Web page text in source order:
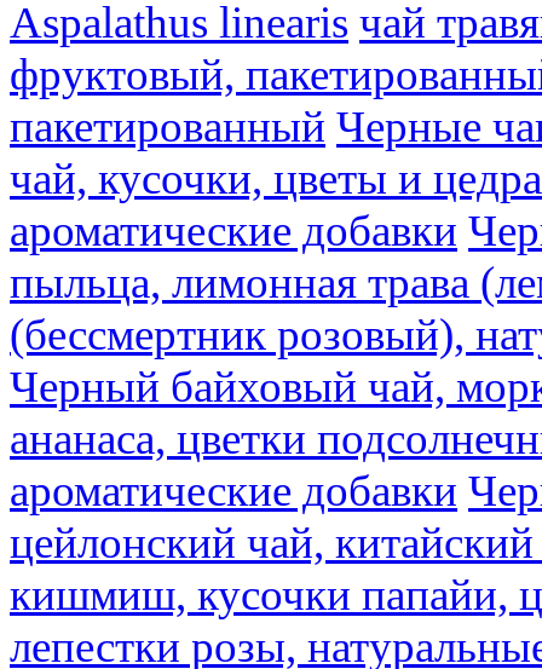
Aspalathus linearis чай
фруктовый,
пакетированный Черные
чай, кусочки, цветы и
ароматические добавки
пыльца, лимонная трава
(бессмертник розовый),
Черный байховый чай,
ананаса, цветки
ароматические добавки
цейлонский чай,
кишмиш, кусочки папайи,
лепестки розы,